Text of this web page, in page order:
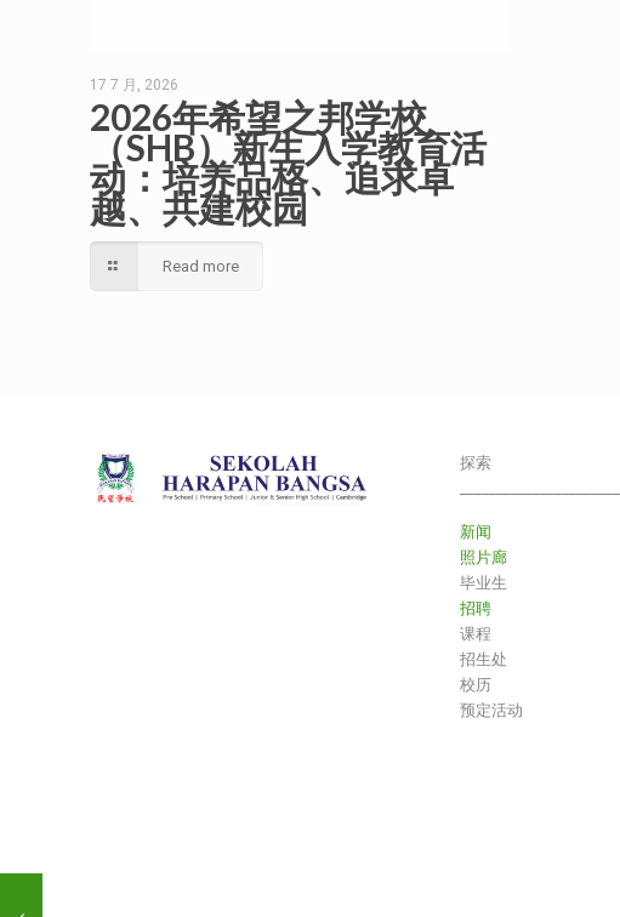
17 7 月, 2026
2026年希望之邦学校
（SHB）新生入学教育活
动：培养品格、追求卓
越、共建校园
Read more
探索
新闻
照片廊
毕业生
招聘
课程
招生处
校历
预定活动